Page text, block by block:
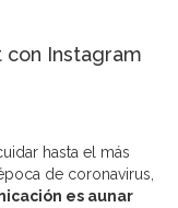
Instagram
hasta el más
de coronavirus,
es aunar